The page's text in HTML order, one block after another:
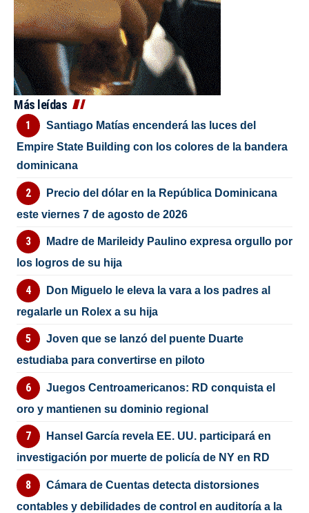
Más leídas
Santiago Matías encenderá las luces del
Empire State Building con los colores de la bandera
dominicana
Precio del dólar en la República Dominicana
este viernes 7 de agosto de 2026
Madre de Marileidy Paulino expresa orgullo por
los logros de su hija
Don Miguelo le eleva la vara a los padres al
regalarle un Rolex a su hija
Joven que se lanzó del puente Duarte
estudiaba para convertirse en piloto
Juegos Centroamericanos: RD conquista el
oro y mantienen su dominio regional
Hansel García revela EE. UU. participará en
investigación por muerte de policía de NY en RD
Cámara de Cuentas detecta distorsiones
contables y debilidades de control en auditoría a la